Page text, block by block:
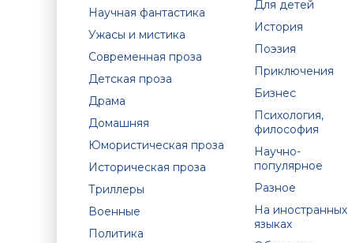
Научная фантастика
Ужасы и мистика
Современная проза
Детская проза
Драма
Домашняя
Юмористическая проза
Историческая проза
Триллеры
Военные
Политика
Для детей
История
Поэзия
Приключения
Бизнес
Психология,
философия
Научно-
популярное
Разное
На иностранных
языках